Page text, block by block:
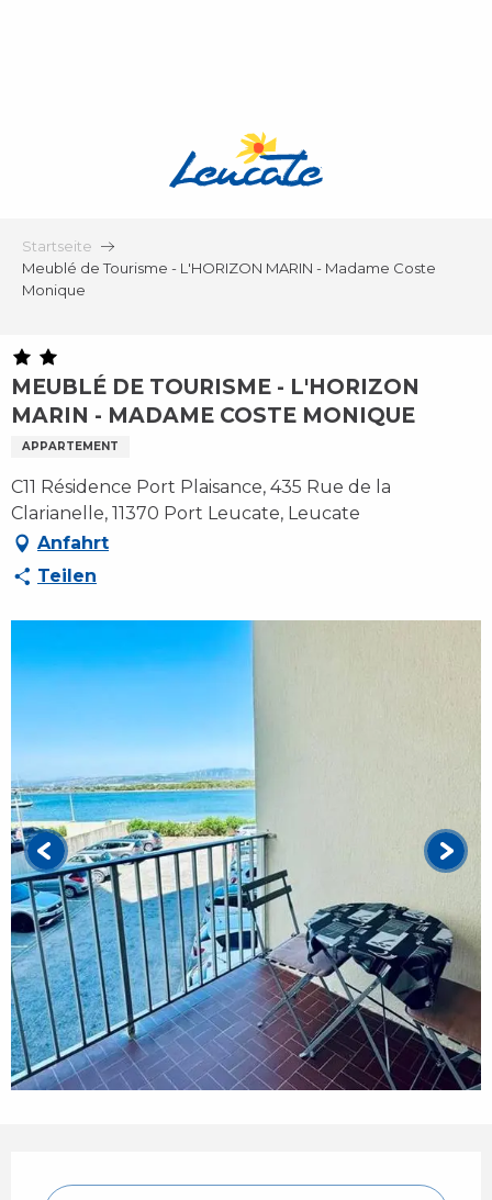
Startseite
Meublé de Tourisme - L'HORIZON MARIN - Madame Coste
Monique
MEUBLÉ DE TOURISME - L'HORIZON
MARIN - MADAME COSTE MONIQUE
APPARTEMENT
C11 Résidence Port Plaisance, 435 Rue de la
Clarianelle, 11370 Port Leucate, Leucate
Anfahrt
Teilen